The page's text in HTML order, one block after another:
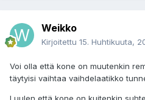
Weikko
Kirjoitettu 15. Huhtikuuta,
Voi olla että kone on muutenkin
täytyisi vaihtaa vaihdelaatikko